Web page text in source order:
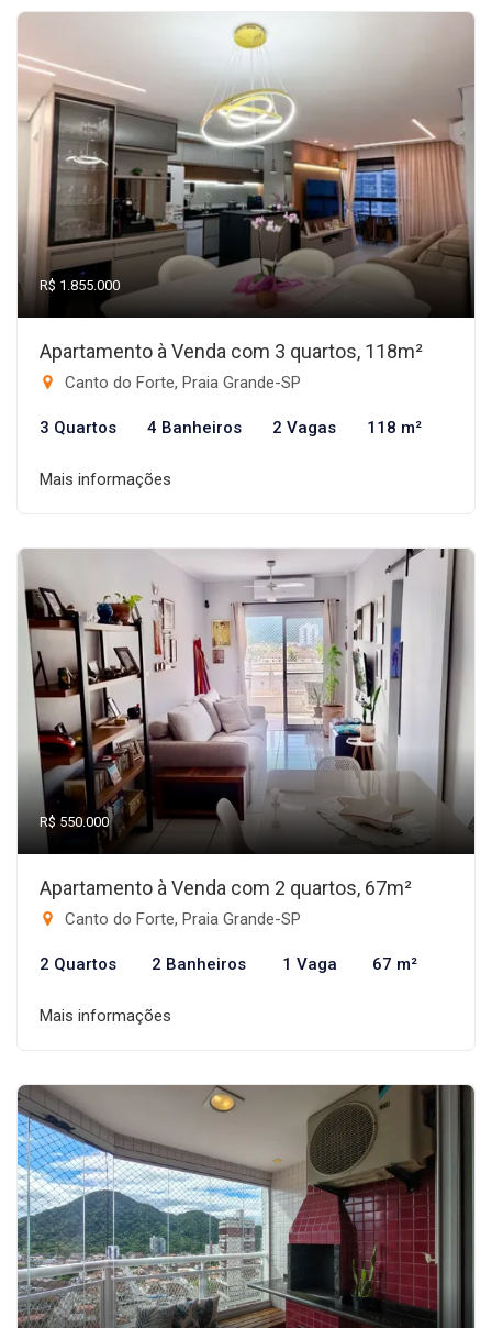
R$ 1.855.000
Apartamento à Venda com 3 quartos, 118m²
Canto do Forte, Praia Grande-SP
3 Quartos 4 Banheiros 2 Vagas 118 m²
Mais informações
R$ 550.000
Apartamento à Venda com 2 quartos, 67m²
Canto do Forte, Praia Grande-SP
2 Quartos 2 Banheiros 1 Vaga 67 m²
Mais informações